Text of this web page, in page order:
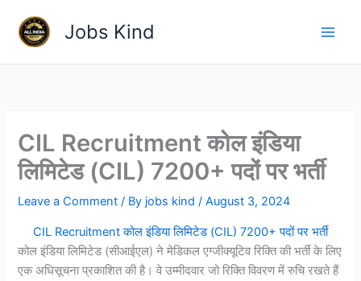
content
Jobs Kind
CIL Recruitment कोल इंडिया
लिमिटेड (CIL) 7200+ पदों पर भर्ती
Leave a Comment / By jobs kind/August 3, 2024
CIL Recruitment कोल इंडिया लिमिटेड (CIL) 7200+ पदों पर भर्ती
कोल इंडिया लिमिटेड (सीआईएल) ने मेडिकल एग्जीक्यूटिव रिक्ति की भर्ती के लिए
एक अधिसूचना प्रकाशित की है। वे उम्मीदवार जो रिक्ति विवरण में रुचि रखते हैं